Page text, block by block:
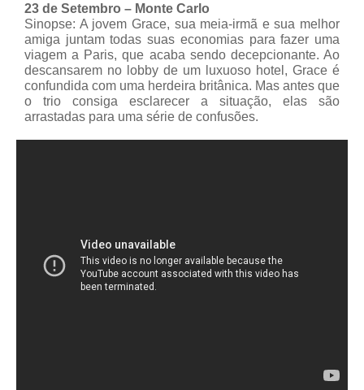
23 de Setembro – Monte Carlo
Sinopse: A jovem Grace, sua meia-irmã e sua melhor
amiga juntam todas suas economias para fazer uma
viagem a Paris, que acaba sendo decepcionante. Ao
descansarem no lobby de um luxuoso hotel, Grace é
confundida com uma herdeira britânica. Mas antes que
o trio consiga esclarecer a situação, elas são
arrastadas para uma série de confusões.